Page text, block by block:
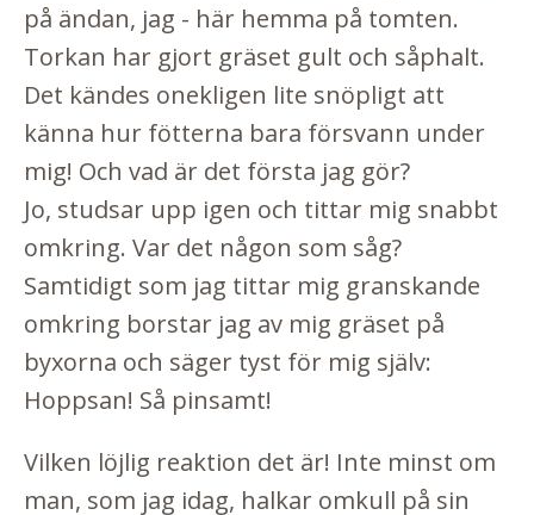
på ändan, jag - här hemma på tomten.
Torkan har gjort gräset gult och såphalt.
Det kändes onekligen lite snöpligt att
känna hur fötterna bara försvann under
mig! Och vad är det första jag gör?
Jo, studsar upp igen och tittar mig snabbt
omkring. Var det någon som såg?
Samtidigt som jag tittar mig granskande
omkring borstar jag av mig gräset på
byxorna och säger tyst för mig själv:
Hoppsan! Så pinsamt!
Vilken löjlig reaktion det är! Inte minst om
man, som jag idag, halkar omkull på sin